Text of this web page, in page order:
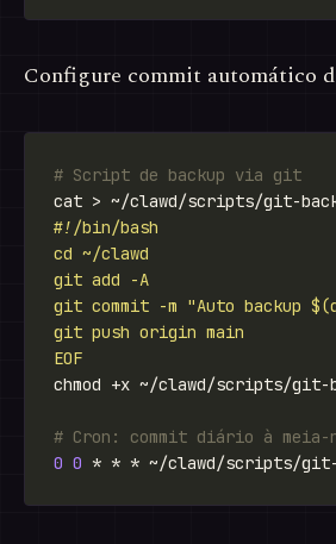
Configure commit automático
# Script de backup via git
cat > ~/clawd/scripts/git-
EOF
# Cron: commit diário à meia-
0 0